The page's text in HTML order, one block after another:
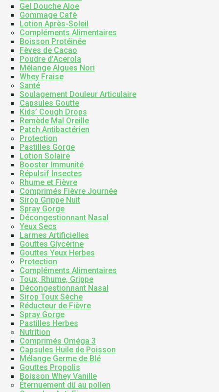
Gel Douche Aloe
Gommage Café
Lotion Après-Soleil
Compléments Alimentaires
Boisson Protéinée
Fèves de Cacao
Poudre d’Acerola
Mélange Algues Nori
Whey Fraise
Santé
Soulagement Douleur Articulaire
Capsules Goutte
Kids’ Cough Drops
Remède Mal Oreille
Patch Antibactérien
Protection
Pastilles Gorge
Lotion Solaire
Booster Immunité
Répulsif Insectes
Rhume et Fièvre
Comprimés Fièvre Journée
Sirop Grippe Nuit
Spray Gorge
Décongestionnant Nasal
Yeux Secs
Larmes Artificielles
Gouttes Glycérine
Gouttes Yeux Herbes
Protection
Compléments Alimentaires
Toux, Rhume, Grippe
Décongestionnant Nasal
Sirop Toux Sèche
Réducteur de Fièvre
Spray Gorge
Pastilles Herbes
Nutrition
Comprimés Oméga 3
Capsules Huile de Poisson
Mélange Germe de Blé
Gouttes Propolis
Boisson Whey Vanille
Éternuement dû au pollen